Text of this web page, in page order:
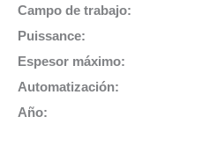
Campo de trabajo:
Puissance:
Espesor máximo:
Automatización:
Año: